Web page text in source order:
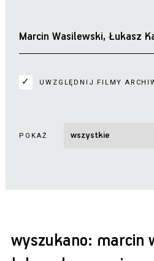
UWZGLĘDNIJ FILMY
POKAŻ
wyszukano: marcin